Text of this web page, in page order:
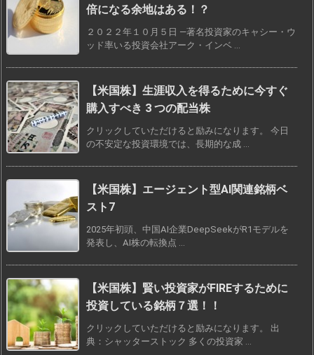
倍になる余地はある！？
２０２２年１０月５日 —著名投資家のキャシー・ウ
ッド率いる投資会社アーク・インベ ...
【米国株】生涯収入を得るために今すぐ
購入すべき 3 つの配当株
クリックしていただけると励みになります。 今日
の不安定な投資環境では、長期的な成 ...
【米国株】エージェント型AI関連銘柄ベ
スト7
2025年初頭、中国AI企業DeepSeekがR1モデルを
発表し、AI株の転換点 ...
【米国株】賢い投資家がFIREするために
投資している銘柄７選！！
クリックしていただけると励みになります。 出
典：シャッターストック 多くの投資家 ...